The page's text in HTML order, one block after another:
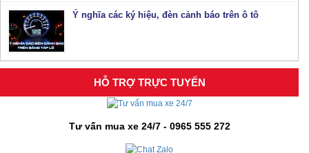
Ý nghĩa các ký hiệu, đèn cảnh báo trên ô tô
HỖ TRỢ TRỰC TUYẾN
Tư vấn mua xe 24/7 - 0965 555 272